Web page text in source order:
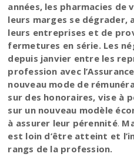
années, les pharmacies de
leurs marges se
leurs entreprises et de
fermetures en série. Les
depuis janvier entre les
profession avec
nouveau mode de
sur des honoraires, vise à
sur un nouveau modèle
à assurer leur pérennité.
est loin d’être atteint et
rangs de la profession.